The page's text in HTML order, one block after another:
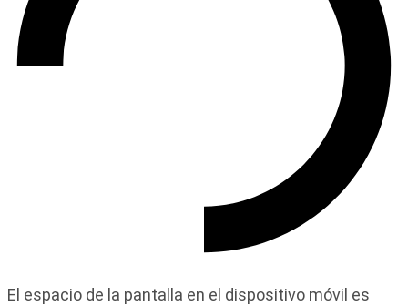
El espacio de la pantalla en el dispositivo móvil es